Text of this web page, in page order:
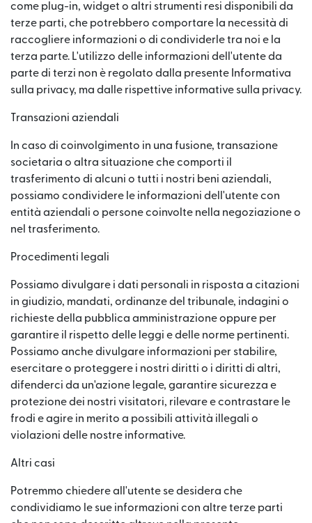
come plug-in, widget o altri strumenti resi disponibili da
terze parti, che potrebbero comportare la necessità di
raccogliere informazioni o di condividerle tra noi e la
terza parte. L'utilizzo delle informazioni dell'utente da
parte di terzi non è regolato dalla presente Informativa
sulla privacy, ma dalle rispettive informative sulla privacy.
Transazioni aziendali
In caso di coinvolgimento in una fusione, transazione
societaria o altra situazione che comporti il
trasferimento di alcuni o tutti i nostri beni aziendali,
possiamo condividere le informazioni dell'utente con
entità aziendali o persone coinvolte nella negoziazione o
nel trasferimento.
Procedimenti legali
Possiamo divulgare i dati personali in risposta a citazioni
in giudizio, mandati, ordinanze del tribunale, indagini o
richieste della pubblica amministrazione oppure per
garantire il rispetto delle leggi e delle norme pertinenti.
Possiamo anche divulgare informazioni per stabilire,
esercitare o proteggere i nostri diritti o i diritti di altri,
difenderci da un'azione legale, garantire sicurezza e
protezione dei nostri visitatori, rilevare e contrastare le
frodi e agire in merito a possibili attività illegali o
violazioni delle nostre informative.
Altri casi
Potremmo chiedere all'utente se desidera che
condividiamo le sue informazioni con altre terze parti